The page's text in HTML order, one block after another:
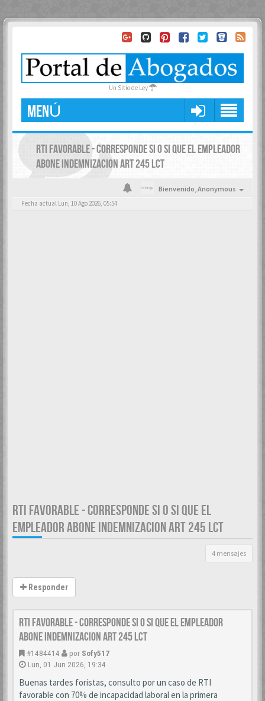
Un Sitio de Ley
MENÚ
RTI FAVORABLE - CORRESPONDE SI O SI QUE EL EMPLEADOR
ABONE INDEMNIZACION ART 245 LCT
Bienvenido,Anonymous
Fecha actual Lun, 10 Ago 2026, 05:54
RTI FAVORABLE - CORRESPONDE SI O SI QUE EL
EMPLEADOR ABONE INDEMNIZACION ART 245 LCT
4 mensajes
Responder
RTI favorable - corresponde si o si que el empleador
abone indemnizacion art 245 LCT
#1484414 por Sofy517
Lun, 01 Jun 2026, 19:34
Buenas tardes foristas, consulto por un caso de RTI
favorable con 70% de incapacidad laboral en la primera